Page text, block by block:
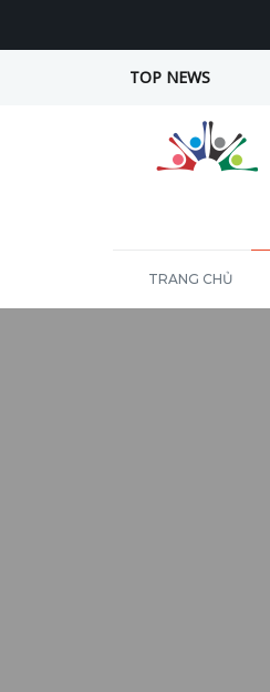
TOP NEWS
TRANG CHỦ